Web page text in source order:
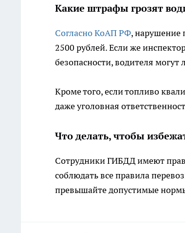
Какие штрафы грозят
Согласно КоАП РФ, нарушение
2500 рублей. Если же
безопасности, водителя
Кроме того, если топливо
даже уголовная
Что делать, чтобы
Сотрудники ГИБДД имеют
соблюдать все правила
превышайте допустимые